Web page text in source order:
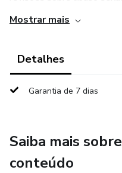
Mostrar mais
Detalhes
Garantia de 7 dias
Saiba mais
conteúdo